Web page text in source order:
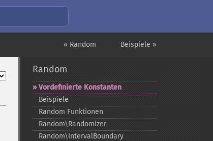
Beispiele »
« Random
Random
Vordefinierte Konstanten
Beispiele
Random Funktionen
Random\Randomizer
Random\IntervalBoundary